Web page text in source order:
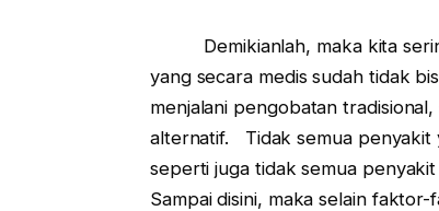
Demikianlah, maka kita
yang secara medis sudah tidak
menjalani pengobatan
alternatif. Tidak semua penyakit
seperti juga tidak semua
Sampai disini, maka selain